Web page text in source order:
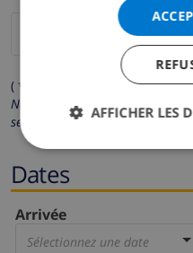
( * Les champs avec un
Nous respectons votre vie
seront pas communiquées à
Dates
Arrivée
Sélectionnez une date
AFFICHER LES